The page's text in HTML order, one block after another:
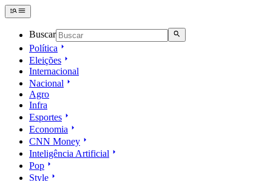
Buscar
Política
Eleições
Internacional
Nacional
Agro
Infra
Esportes
Economia
CNN Money
Inteligência Artificial
Pop
Style